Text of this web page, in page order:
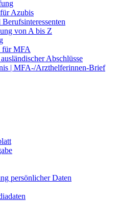
Azubis
von A bis Z
für MFA
Abschlüsse
| MFA-/Arzthelferinnen-Brief
persönlicher Daten